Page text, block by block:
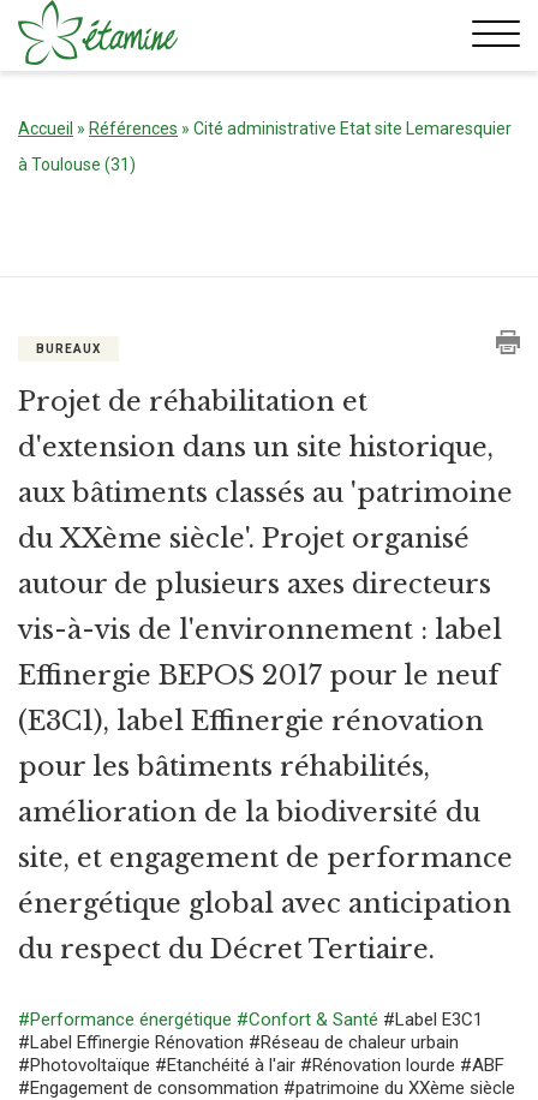
contenu
Accueil » Références » Cité administrative Etat site Lemaresquier
à Toulouse (31)
BUREAUX
Projet de réhabilitation et
d'extension dans un site historique,
aux bâtiments classés au 'patrimoine
du XXème siècle'. Projet organisé
autour de plusieurs axes directeurs
vis-à-vis de l'environnement : label
Effinergie BEPOS 2017 pour le neuf
(E3C1), label Effinergie rénovation
pour les bâtiments réhabilités,
amélioration de la biodiversité du
site, et engagement de performance
énergétique global avec anticipation
du respect du Décret Tertiaire.
#Performance énergétique #Confort & Santé #Label E3C1
#Label Effinergie Rénovation #Réseau de chaleur urbain
#Photovoltaïque #Etanchéité à l'air #Rénovation lourde #ABF
#Engagement de consommation #patrimoine du XXème siècle